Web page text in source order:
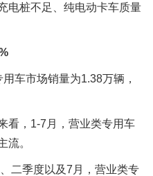
电桩不足、纯电动卡车质量
车市场销量为1.38万辆，
看，1-7月，营业类专用车
流。
二季度以及7月，营业类专